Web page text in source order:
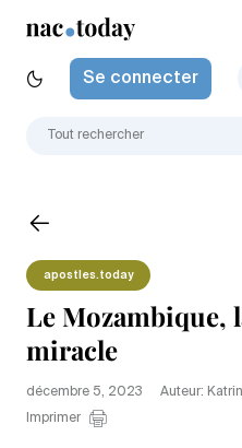
Se connecter
apostles.today
Le Mozambique,
miracle
décembre 5, 2023
Auteur:
Imprimer